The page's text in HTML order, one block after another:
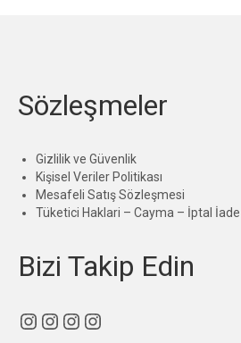
Sözleşmeler
Gizlilik ve Güvenlik
Kişisel Veriler Politikası
Mesafeli Satış Sözleşmesi
Tüketici Haklari – Cayma – İptal
Bizi Takip Edin
Instagram
Instagram
Instagram
Instagram